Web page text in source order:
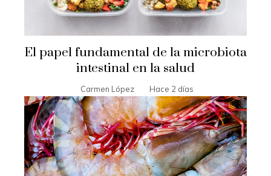
El papel fundamental de la microbiota
intestinal en la salud
Carmen López Hace 2 días